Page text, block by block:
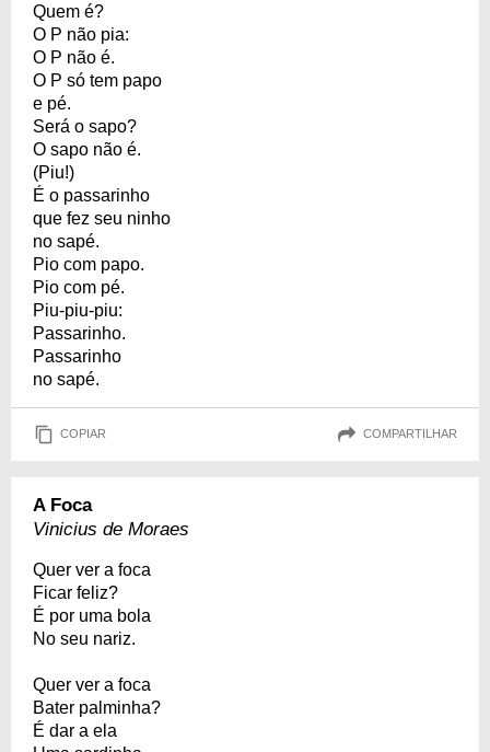
Quem é?
O P não pia:
O P não é.
O P só tem papo
e pé.
Será o sapo?
O sapo não é.
(Piu!)
É o passarinho
que fez seu ninho
no sapé.
Pio com papo.
Pio com pé.
Piu-piu-piu:
Passarinho.
Passarinho
no sapé.
COPIAR COMPARTILHAR
A Foca
Vinicius de Moraes
Quer ver a foca
Ficar feliz?
É por uma bola
No seu nariz.
Quer ver a foca
Bater palminha?
É dar a ela